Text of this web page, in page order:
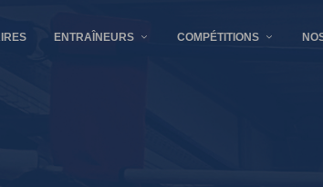
ENTRAÎNEURS COMPÉTITIONS